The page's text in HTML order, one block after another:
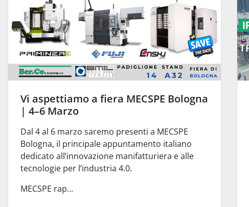
Vi aspettiamo a fiera MECSPE Bologna
| 4–6 Marzo
Dal 4 al 6 marzo saremo presenti a MECSPE
Bologna, il principale appuntamento italiano
dedicato all’innovazione manifatturiera e alle
tecnologie per l’industria 4.0.
MECSPE rap...